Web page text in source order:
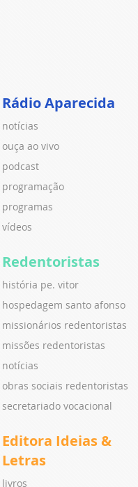
Rádio Aparecida
notícias
ouça ao vivo
podcast
programação
programas
vídeos
Redentoristas
história pe. vitor
hospedagem santo afonso
missionários redentoristas
missões redentoristas
notícias
obras sociais redentoristas
secretariado vocacional
Editora Ideias &
Letras
livros